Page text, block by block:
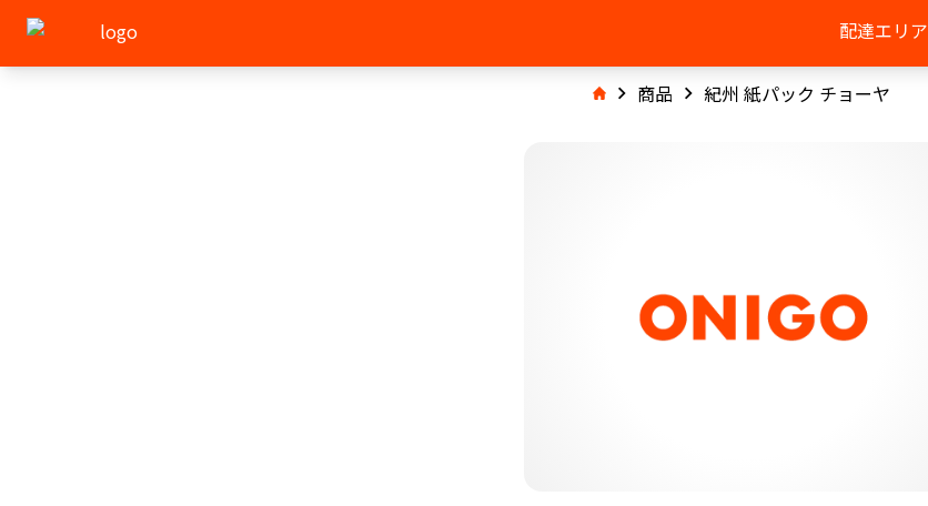
配達エリア
商品 紀州 紙パック チョーヤ